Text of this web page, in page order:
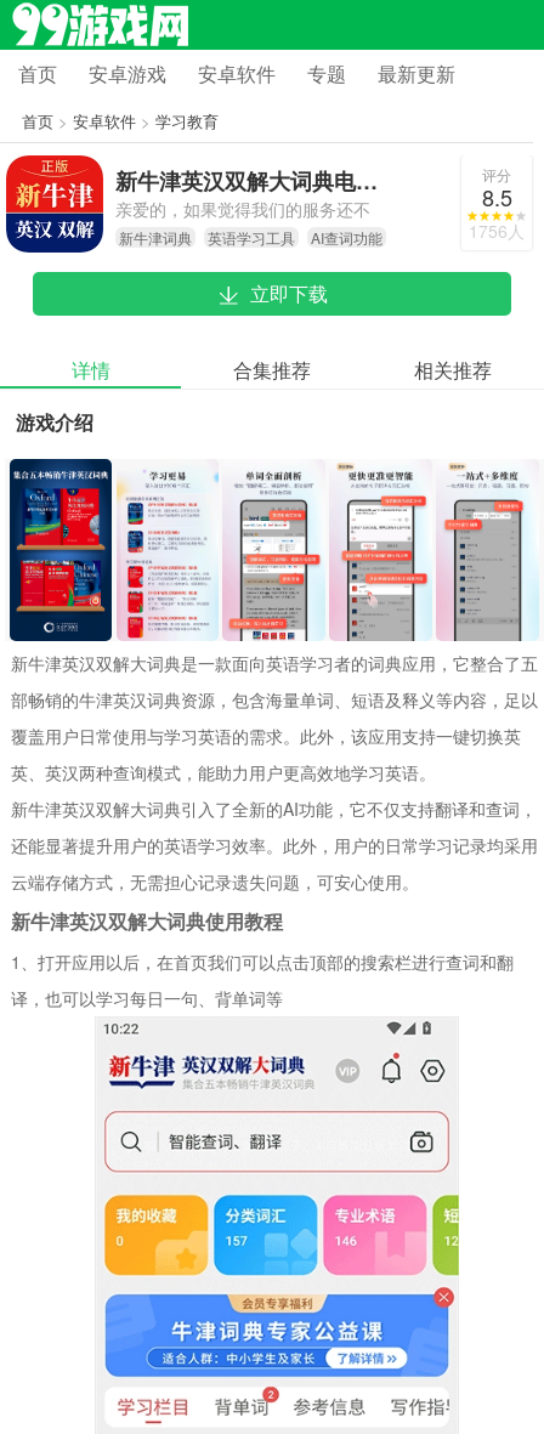
首页 安卓游戏 安卓软件 专题 最新更新
首页> 安卓软件> 学习教育
新牛津英汉双解大词典电子版
亲爱的，如果觉得我们的服务还不
错，麻烦给个好评呀～要是有任何建
议或问题，都能点击左上角三条杠
（更多）里的“帮助与反馈”告诉我们
新牛津词典 英语学习工具 AI查词功能
评分
8.5
1756人
立即下载
详情 合集推荐
相关推荐
游戏介绍
新牛津英汉双解大词典是一款面向英语学习者的词典应用，它整合了五
部畅销的牛津英汉词典资源，包含海量单词、短语及释义等内容，足以
覆盖用户日常使用与学习英语的需求。此外，该应用支持一键切换英
英、英汉两种查询模式，能助力用户更高效地学习英语。
新牛津英汉双解大词典引入了全新的AI功能，它不仅支持翻译和查词，
还能显著提升用户的英语学习效率。此外，用户的日常学习记录均采用
云端存储方式，无需担心记录遗失问题，可安心使用。
新牛津英汉双解大词典使用教程
1、打开应用以后，在首页我们可以点击顶部的搜索栏进行查词和翻
译，也可以学习每日一句、背单词等